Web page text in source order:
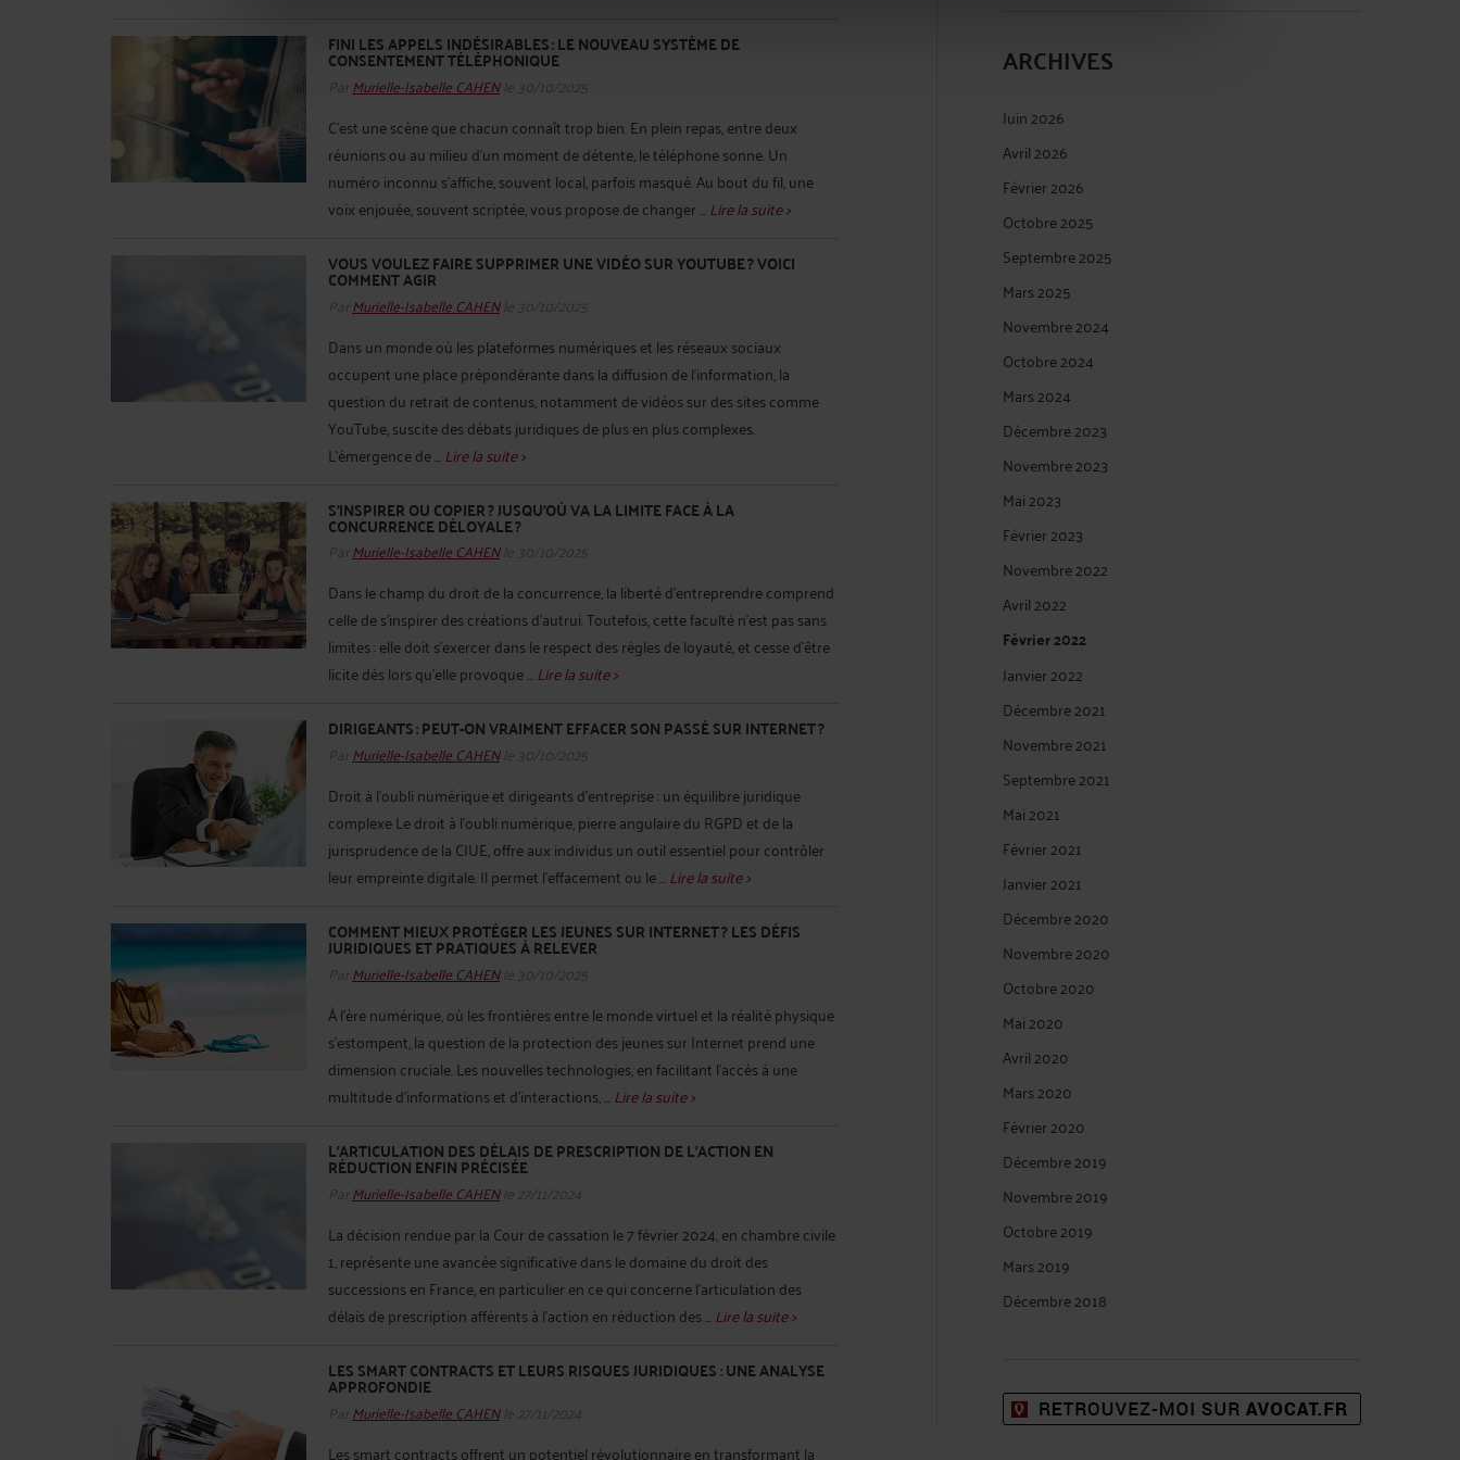
FINI LES APPELS INDÉSIRABLES : LE NOUVEAU SYSTÈME DE
CONSENTEMENT TÉLÉPHONIQUE
Par Murielle-Isabelle CAHENle 30/10/2025
C’est une scène que chacun connaît trop bien. En plein repas, entre deux
réunions ou au milieu d’un moment de détente, le téléphone sonne. Un
numéro inconnu s’affiche, souvent local, parfois masqué. Au bout du fil, une
voix enjouée, souvent scriptée, vous propose de changer ...Lire la suite >
VOUS VOULEZ FAIRE SUPPRIMER UNE VIDÉO SUR YOUTUBE ? VOICI
COMMENT AGIR
Par Murielle-Isabelle CAHENle 30/10/2025
Dans un monde où les plateformes numériques et les réseaux sociaux
occupent une place prépondérante dans la diffusion de l’information, la
question du retrait de contenus, notamment de vidéos sur des sites comme
YouTube, suscite des débats juridiques de plus en plus complexes.
L’émergence de ...Lire la suite >
S’INSPIRER OU COPIER ? JUSQU’OÙ VA LA LIMITE FACE À LA
CONCURRENCE DÉLOYALE ?
Par Murielle-Isabelle CAHENle 30/10/2025
Dans le champ du droit de la concurrence, la liberté d’entreprendre comprend
celle de s’inspirer des créations d’autrui. Toutefois, cette faculté n’est pas sans
limites : elle doit s’exercer dans le respect des règles de loyauté, et cesse d’être
licite dès lors qu’elle provoque ...Lire la suite >
DIRIGEANTS : PEUT-ON VRAIMENT EFFACER SON PASSÉ SUR INTERNET ?
Par Murielle-Isabelle CAHENle 30/10/2025
Droit à l’oubli numérique et dirigeants d’entreprise : un équilibre juridique
complexe Le droit à l’oubli numérique, pierre angulaire du RGPD et de la
jurisprudence de la CJUE, offre aux individus un outil essentiel pour contrôler
leur empreinte digitale. Il permet l’effacement ou le ...Lire la suite >
COMMENT MIEUX PROTÉGER LES JEUNES SUR INTERNET ? LES DÉFIS
JURIDIQUES ET PRATIQUES À RELEVER
Par Murielle-Isabelle CAHENle 30/10/2025
À l'ère numérique, où les frontières entre le monde virtuel et la réalité physique
s'estompent, la question de la protection des jeunes sur Internet prend une
dimension cruciale. Les nouvelles technologies, en facilitant l'accès à une
multitude d'informations et d'interactions, ...Lire la suite >
L'ARTICULATION DES DÉLAIS DE PRESCRIPTION DE L'ACTION EN
RÉDUCTION ENFIN PRÉCISÉE
Par Murielle-Isabelle CAHENle 27/11/2024
La décision rendue par la Cour de cassation le 7 février 2024, en chambre civile
1, représente une avancée significative dans le domaine du droit des
successions en France, en particulier en ce qui concerne l'articulation des
délais de prescription afférents à l'action en réduction des ...Lire la suite >
LES SMART CONTRACTS ET LEURS RISQUES JURIDIQUES : UNE ANALYSE
APPROFONDIE
Par Murielle-Isabelle CAHENle 27/11/2024
Les smart contracts offrent un potentiel révolutionnaire en transformant la
ARCHIVES
Juin 2026
Avril 2026
Février 2026
Octobre 2025
Septembre 2025
Mars 2025
Novembre 2024
Octobre 2024
Mars 2024
Décembre 2023
Novembre 2023
Mai 2023
Février 2023
Novembre 2022
Avril 2022
Février 2022
Janvier 2022
Décembre 2021
Novembre 2021
Septembre 2021
Mai 2021
Février 2021
Janvier 2021
Décembre 2020
Novembre 2020
Octobre 2020
Mai 2020
Avril 2020
Mars 2020
Février 2020
Décembre 2019
Novembre 2019
Octobre 2019
Mars 2019
Décembre 2018